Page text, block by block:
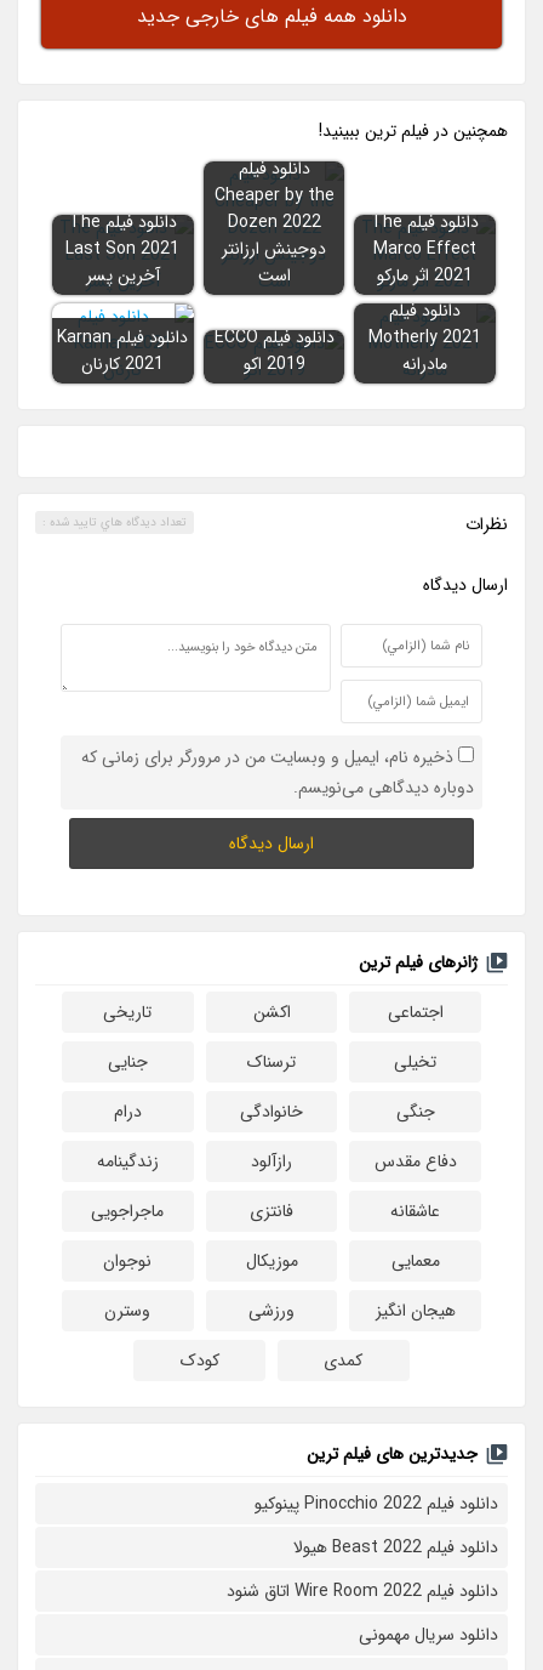
دانلود همه فیلم های خارجی جدید
همچنين در فيلم ترين ببينيد!
دانلود فیلم The
Marco Effect
2021 اثر مارکو
دانلود فیلم
Cheaper by the
Dozen 2022
دوجینش ارزانتر
است
دانلود فیلم The
Last Son 2021
آخرین پسر
دانلود فیلم
Motherly 2021
مادرانه
دانلود فیلم ECCO
2019 اکو
دانلود فیلم Karnan
2021 کارنان
نظرات تعداد ديدگاه هاي تاييد شده :
ارسال ديدگاه
ذخیره نام، ایمیل و وبسایت من در مرورگر برای زمانی که
دوباره دیدگاهی می‌نویسم.
ژانرهای فیلم ترین
اجتماعی
اکشن
تاریخی
تخیلی
ترسناک
جنایی
جنگی
خانوادگی
درام
دفاع مقدس
رازآلود
زندگینامه
عاشقانه
فانتزی
ماجراجویی
معمایی
موزیکال
نوجوان
هیجان انگیز
ورزشی
وسترن
کمدی
کودک
جدیدترین های فیلم ترین
دانلود فیلم Pinocchio 2022 پینوکیو
دانلود فیلم Beast 2022 هیولا
دانلود فیلم Wire Room 2022 اتاق شنود
دانلود سریال مهمونی